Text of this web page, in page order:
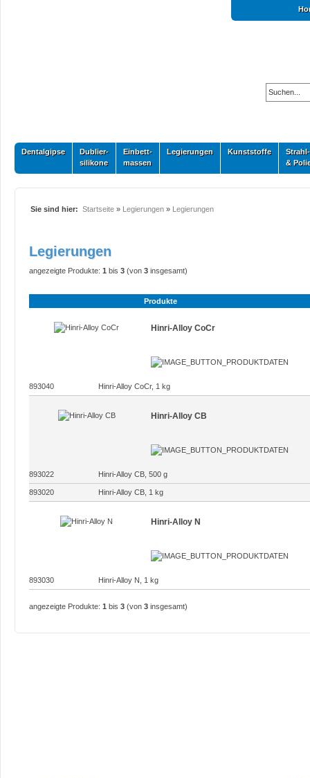
Dentalgipse
Dublier-
silikone
Einbett-
massen
Legierungen Kunststoffe
Strahl-
&
Sie sind hier: Startseite » Legierungen » Legierungen
Legierungen
angezeigte Produkte: 1 bis 3 (von 3 insgesamt)
Produkte
Hinri-Alloy CoCr
893040 Hinri-Alloy CoCr, 1 kg
Hinri-Alloy CB
893022 Hinri-Alloy CB, 500 g
893020 Hinri-Alloy CB, 1 kg
Hinri-Alloy N
893030 Hinri-Alloy N, 1 kg
angezeigte Produkte: 1 bis 3 (von 3 insgesamt)